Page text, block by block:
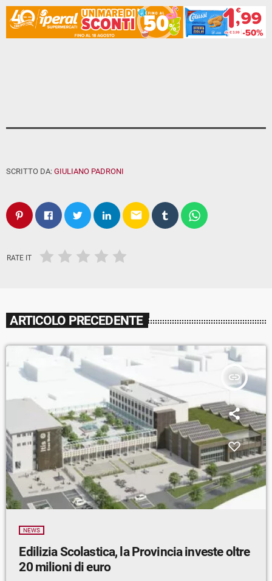
SCRITTO DA: GIULIANO PADRONI
email
RATE IT
ARTICOLO PRECEDENTE
insert_link
NEWS
Edilizia Scolastica, la Provincia investe oltre
20 milioni di euro